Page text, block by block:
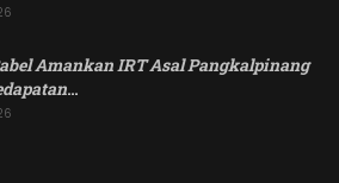
Amankan IRT Asal Pangkalpinang
…